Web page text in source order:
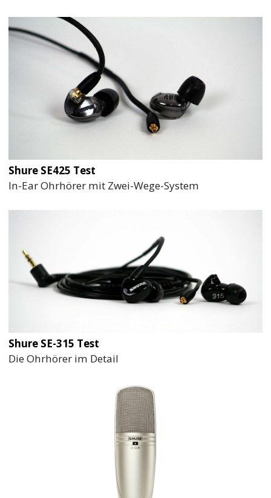
Shure SE425 Test
In-Ear Ohrhörer mit Zwei-Wege-System
Shure SE-315 Test
Die Ohrhörer im Detail